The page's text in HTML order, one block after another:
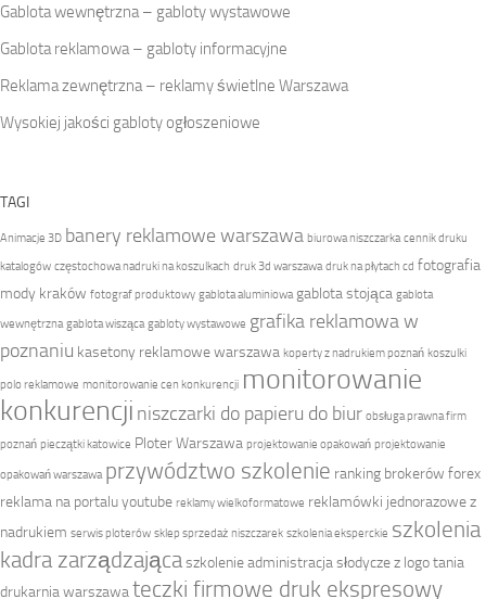
Gablota wewnętrzna – gabloty wystawowe
Gablota reklamowa – gabloty informacyjne
Reklama zewnętrzna – reklamy świetlne Warszawa
Wysokiej jakości gabloty ogłoszeniowe
TAGI
Animacje 3D banery reklamowe warszawa biurowa niszczarka cennik druku
katalogów częstochowa nadruki na koszulkach druk 3d warszawa druk na płytach cd fotografia
mody kraków fotograf produktowy gablota aluminiowa gablota stojąca gablota
wewnętrzna gablota wisząca gabloty wystawowe grafika reklamowa w
poznaniu kasetony reklamowe warszawa koperty z nadrukiem poznań koszulki
polo reklamowe monitorowanie cen konkurencji monitorowanie
konkurencji niszczarki do papieru do biur obsługa prawna firm
poznań pieczątki katowice Ploter Warszawa projektowanie opakowań projektowanie
opakowań warszawa przywództwo szkolenie ranking brokerów forex
reklama na portalu youtube reklamy wielkoformatowe reklamówki jednorazowe z
nadrukiem serwis ploterów sklep sprzedaż niszczarek szkolenia eksperckie szkolenia
kadra zarządzająca szkolenie administracjasłodycze z logotania
drukarnia warszawateczki firmowe druk ekspresowy